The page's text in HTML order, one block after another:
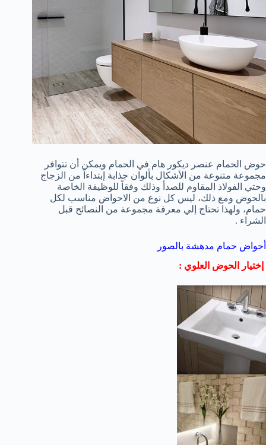
حوض الحمام عنصر ديكور هام في الحمام ويمكن أن تتوافر
مجموعة متنوعة من الأشكال بألوان جذابة إبتداءاً من الزجاج
وحتي الفولاذ المقاوم للصدأ وذلك وفقاً للوظيفة الخاصة
بالحوض ومع ذلك، ليس كل نوع من الاحواض مناسب لكل
حمام، ولهذا تحتاج إلي معرفة مجموعة من النصائح قبل
الشراء .
أحواض حمام مدهشة بالصور
إختيار الحوض العلوي :